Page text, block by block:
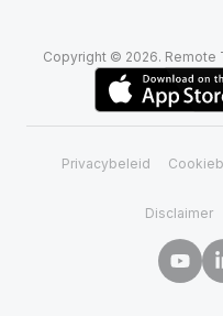
Copyright © 2026. Remote
Privacybeleid
Disclaimer